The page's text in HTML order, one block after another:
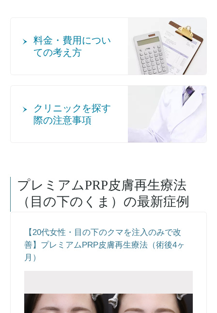
料金・費用につい
ての考え方
クリニックを探す
際の注意事項
プレミアムPRP皮膚再生療法
（目の下のくま） の最新症例
【20代女性・目の下のクマを注入のみで改
善】プレミアムPRP皮膚再生療法（術後4ヶ
月）